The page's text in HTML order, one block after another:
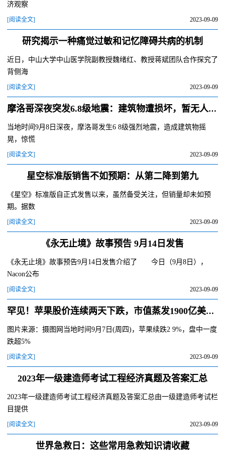
济观察
[阅读全文] 2023-09-09
研究揭示一种痛觉过敏和记忆障碍共病的机制
近日，中山大学中山医学院副教授魏绪红、教授蒋斌团队合作探究了
背侧海
[阅读全文] 2023-09-09
摩洛哥深夜突发6.8级地震：建筑物遭损坏，暂无人员伤亡
当地时间9月8日深夜，摩洛哥发生6 8级强烈地震，造成建筑物摇
晃，惊慌
[阅读全文] 2023-09-09
星空标准版销售不如预期：从第二降到第九
《星空》标准版自正式发售以来，虽然备受关注，但销量却未如预
期。据数
[阅读全文] 2023-09-09
《永无止境》故事预告 9月14日发售
《永无止境》故事预告9月14日发售介绍了 今日（9月8日），
Nacon公布
[阅读全文] 2023-09-09
罕见！苹果股价连续两天下跌，市值蒸发1900亿美元【附华为VS苹果智能手机对比分析】
图片来源：摄图网当地时间9月7日(周四)，苹果续跌2 9%，盘中一度
跌超5%
[阅读全文] 2023-09-09
2023年一级建造师考试工程经济真题及答案汇总
2023年一级建造师考试工程经济真题及答案汇总由一级建造师考试栏
目提供
[阅读全文] 2023-09-09
世界急救日：这些常用急救知识请收藏